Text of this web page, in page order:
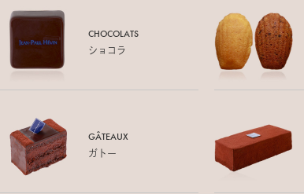
CHOCOLATS
ショコラ
GÂTEAUX
ガトー